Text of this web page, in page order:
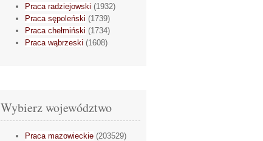
Praca radziejowski (1932)
Praca sępoleński (1739)
Praca chełmiński (1734)
Praca wąbrzeski (1608)
Wybierz województwo
Praca mazowieckie (203529)